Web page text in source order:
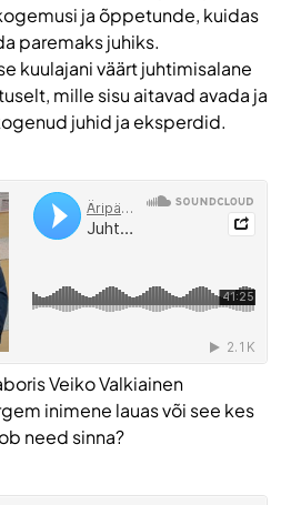
ja õppetunde, kuidas
paremaks juhiks.
kuulajani väärt juhtimisalane
mille sisu aitavad avada ja
juhid ja eksperdid.
Veiko Valkiainen
inimene lauas või see kes
need sinna?